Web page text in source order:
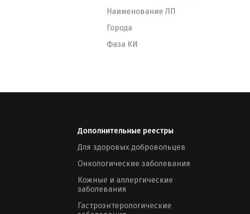
Наименование ЛП
Города
Фаза КИ
Дополнительные реестры
Для здоровых добровольцев
Онкологические заболевания
Кожные и аллергические
заболевания
Гастроэнтерологические